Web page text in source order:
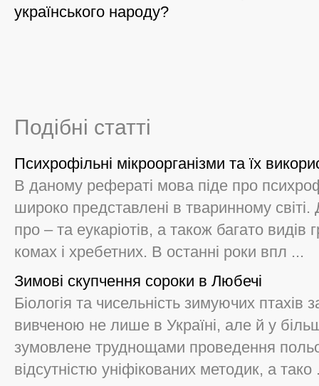
українського народу?
Подібні статті
Психрофільні мікроорганізми та їх
В даному рефераті мова піде про
широко представлені в тваринному
про – та еукаріотів, а також багато видів
комах і хребетних. В останні роки впл ...
Зимові скупчення сороки в Любечі
Біологія та чисельність зимуючих
вивченою не лише в Україні, але й у
зумовлене труднощами проведення
відсутністю уніфікованих методик, а тако